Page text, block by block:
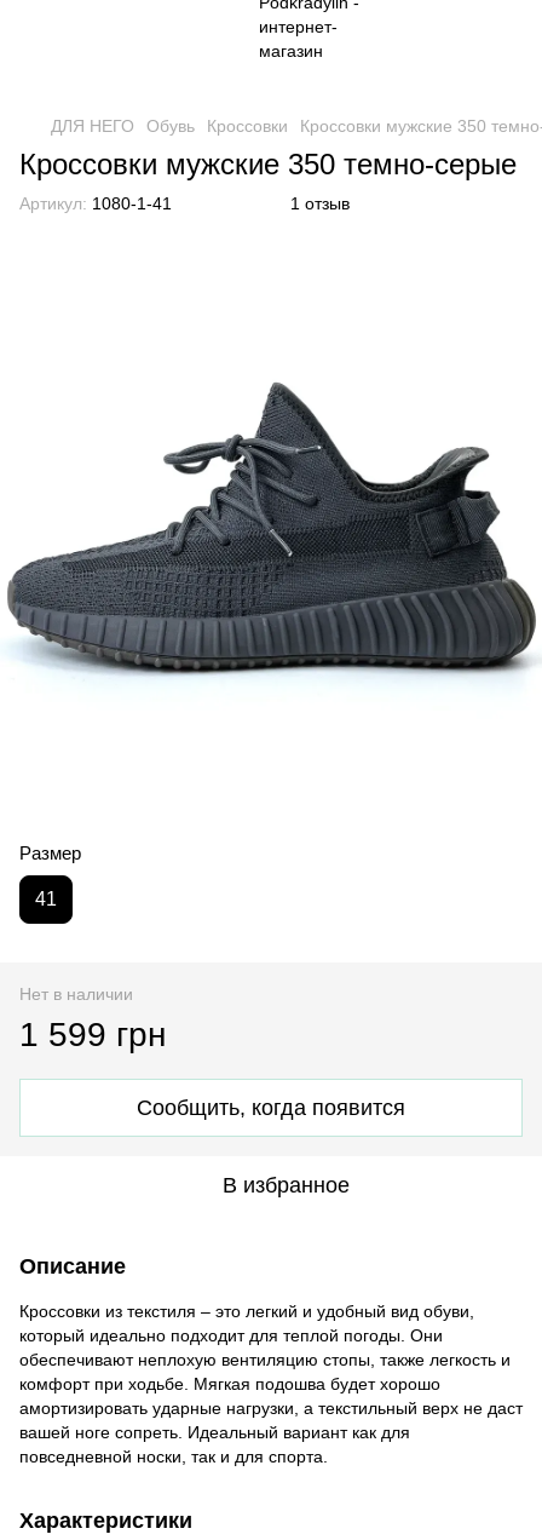
ДЛЯ НЕГО Обувь Кроссовки Кроссовки мужские 350
Кроссовки мужские 350 темно-серые
Артикул: 1080-1-41 1 отзыв
Размер
41
Нет в наличии
1 599 грн
Сообщить, когда появится
В избранное
Описание
Кроссовки из текстиля – это легкий и удобный вид обуви,
который идеально подходит для теплой погоды. Они
обеспечивают неплохую вентиляцию стопы, также легкость и
комфорт при ходьбе. Мягкая подошва будет хорошо
амортизировать ударные нагрузки, а текстильный верх не даст
вашей ноге сопреть. Идеальный вариант как для
повседневной носки, так и для спорта.
Характеристики